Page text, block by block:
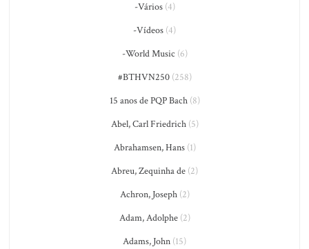
-Vários(4)
-Vídeos (4)
-World Music (6)
#BTHVN250(258)
15 anos de PQP Bach(8)
Abel, Carl Friedrich(5)
Abrahamsen, Hans(1)
Abreu, Zequinha de (2)
Achron, Joseph(2)
Adam, Adolphe(2)
Adams, John (15)